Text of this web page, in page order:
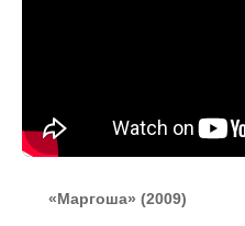
«Маргоша» (2009)